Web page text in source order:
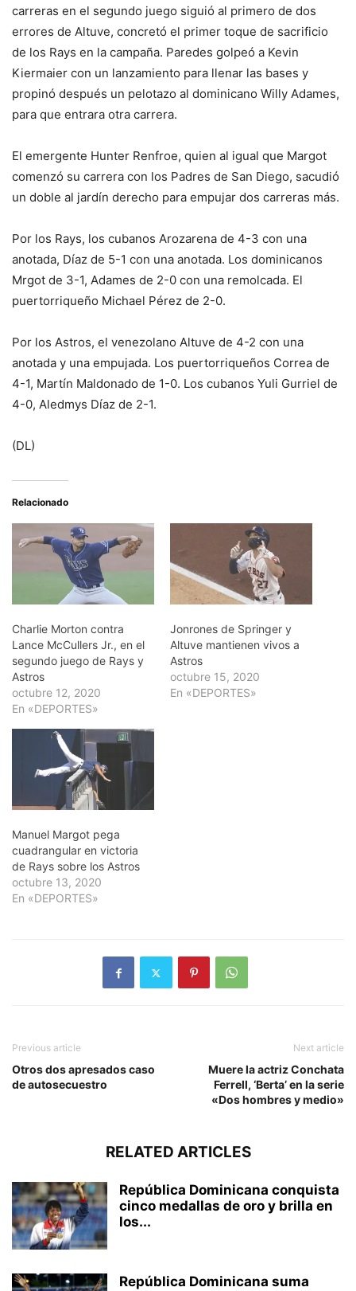
carreras en el segundo juego siguió al primero de dos
errores de Altuve, concretó el primer toque de sacrificio
de los Rays en la campaña. Paredes golpeó a Kevin
Kiermaier con un lanzamiento para llenar las bases y
propinó después un pelotazo al dominicano Willy Adames,
para que entrara otra carrera.
El emergente Hunter Renfroe, quien al igual que Margot
comenzó su carrera con los Padres de San Diego, sacudió
un doble al jardín derecho para empujar dos carreras más.
Por los Rays, los cubanos Arozarena de 4-3 con una
anotada, Díaz de 5-1 con una anotada. Los dominicanos
Mrgot de 3-1, Adames de 2-0 con una remolcada. El
puertorriqueño Michael Pérez de 2-0.
Por los Astros, el venezolano Altuve de 4-2 con una
anotada y una empujada. Los puertorriqueños Correa de
4-1, Martín Maldonado de 1-0. Los cubanos Yuli Gurriel de
4-0, Aledmys Díaz de 2-1.
(DL)
Relacionado
Charlie Morton contra
Lance McCullers Jr., en el
segundo juego de Rays y
Astros
octubre 12, 2020
En «DEPORTES»
Jonrones de Springer y
Altuve mantienen vivos a
Astros
octubre 15, 2020
En «DEPORTES»
Manuel Margot pega
cuadrangular en victoria
de Rays sobre los Astros
octubre 13, 2020
En «DEPORTES»
Previous article
Otros dos apresados caso
de autosecuestro
Next article
Muere la actriz Conchata
Ferrell, ‘Berta’ en la serie
«Dos hombres y medio»
RELATED ARTICLES
República Dominicana conquista
cinco medallas de oro y brilla en
los...
República Dominicana suma